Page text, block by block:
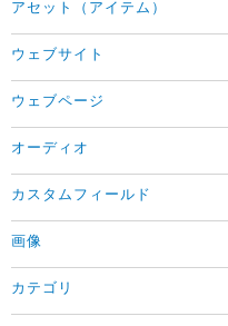
アセット（アイテム）
ウェブサイト
ウェブページ
オーディオ
カスタムフィールド
画像
カテゴリ